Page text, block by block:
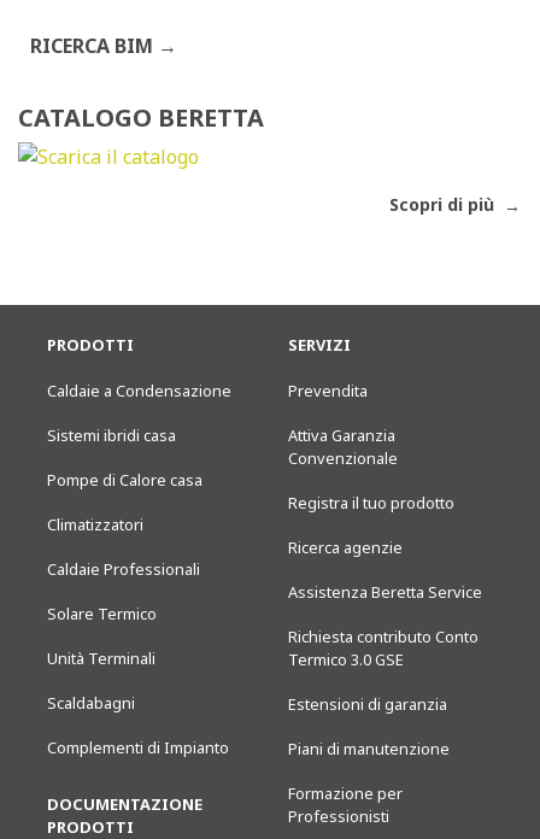
RICERCA BIM
CATALOGO BERETTA
Scopri di più
PRODOTTI
Caldaie a Condensazione
Sistemi ibridi casa
Pompe di Calore casa
Climatizzatori
Caldaie Professionali
Solare Termico
Unità Terminali
Scaldabagni
Complementi di Impianto
DOCUMENTAZIONE
PRODOTTI
SERVIZI
Prevendita
Attiva Garanzia
Convenzionale
Registra il tuo prodotto
Ricerca agenzie
Assistenza Beretta Service
Richiesta contributo Conto
Termico 3.0 GSE
Estensioni di garanzia
Piani di manutenzione
Formazione per
Professionisti